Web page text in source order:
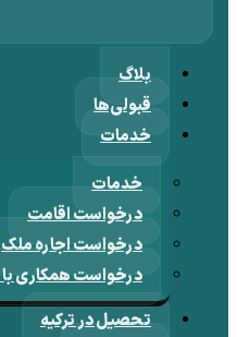
بلاگ
قبولی‌ها
خدمات
خدمات
درخواست اقامت
درخواست اجاره ملک
درخواست همکاری با
تحصیل در ترکیه